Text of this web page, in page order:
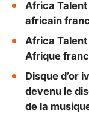
Africa
africain
Africa
Afrique
Disque d’or
devenu le
de la